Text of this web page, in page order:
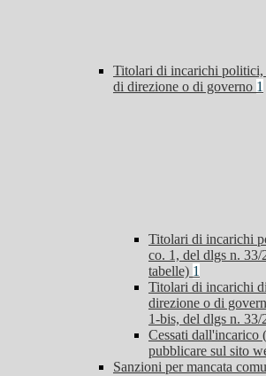
Titolari di incarichi politici,
di direzione o di governo 1
Titolari di incarichi
co. 1, del dlgs n.
tabelle) 1
Titolari di incarichi
direzione o di
1-bis, del dlgs n. 33/
Cessati dall'incarico
pubblicare sul sito
Sanzioni per mancata